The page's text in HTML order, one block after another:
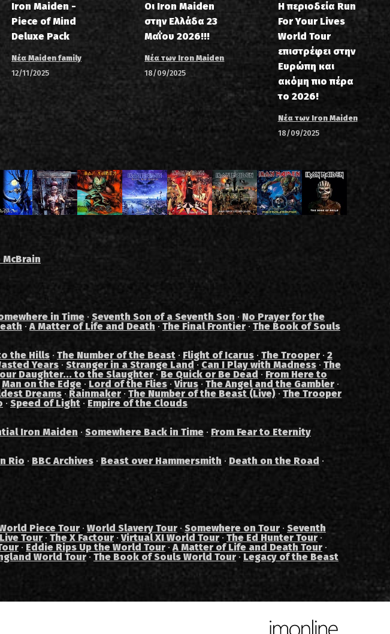
Iron Maiden -
Piece of Mind
Deluxe Pack
Νέα Maiden family
12/11/2025
Οι Iron Maiden
στην Ελλάδα 23
Μαΐου 2026!!!
Νέα των Iron Maiden
18/09/2025
Η περιοδεία Run
For Your Lives
World Tour
επιστρέφει στην
Ευρώπη και
ακόμη πιο πέρα
το 2026!
Νέα των Iron Maiden
18/09/2025
McBrain
in Time · Seventh Son of a Seventh Son · No Prayer for the
·A Matter of Life and Death · The Final Frontier · The Book of Souls
the Hills · The Number of the Beast · Flight of Icarus · The Trooper · 2
Years · Stranger in a Strange Land · Can I Play with Madness · The
Daughter... to the Slaughter · Be Quick or Be Dead · From Here to
Man on the Edge · Lord of the Flies ·Virus · The Angel and the Gambler ·
Dreams ·Rainmaker · The Number of the Beast (Live) · The Trooper
· Speed of Light · Empire of the Clouds
Iron Maiden · Somewhere Back in Time · From Fear to Eternity
Rio · BBC Archives · Beast over Hammersmith · Death on the Road ·
Piece Tour · World Slavery Tour ·Somewhere on Tour · Seventh
Tour · The X Factour ·Virtual XI World Tour · The Ed Hunter Tour ·
· Eddie Rips Up the World Tour ·A Matter of Life and Death Tour ·
World Tour · The Book of Souls World Tour · Legacy of the Beast